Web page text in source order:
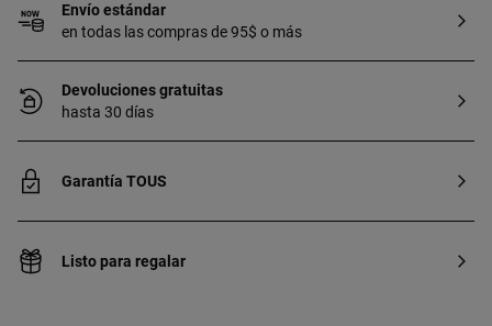
Envío estándar
en todas las compras de 95$ o más
Devoluciones gratuitas
hasta 30 días
Garantía TOUS
Listo para regalar